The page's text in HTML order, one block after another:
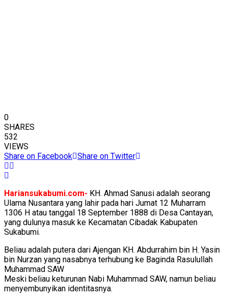
0
SHARES
532
VIEWS
Share on Facebook Share on Twitter
Hariansukabumi.com- KH. Ahmad Sanusi adalah seorang
Ulama Nusantara yang lahir pada hari Jumat 12 Muharram
1306 H atau tanggal 18 September 1888 di Desa Cantayan,
yang dulunya masuk ke Kecamatan Cibadak Kabupaten
Sukabumi.
Beliau adalah putera dari Ajengan KH. Abdurrahim bin H. Yasin
bin Nurzan yang nasabnya terhubung ke Baginda Rasulullah
Muhammad SAW
Meski beliau keturunan Nabi Muhammad SAW, namun beliau
menyembunyikan identitasnya.